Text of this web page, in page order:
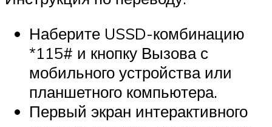
Наберите USSD-комбинацию
*115# и кнопку Вызова с
мобильного устройства или
планшетного компьютера.
Первый экран интерактивного